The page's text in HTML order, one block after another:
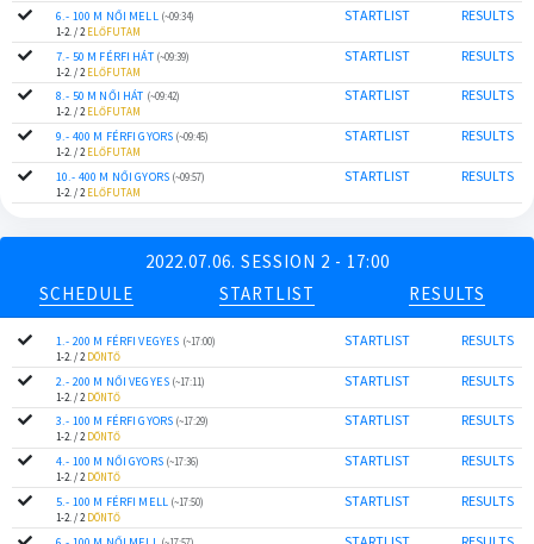
6.- 100 M NŐI MELL (~09:34)
1-2. / 2 ELŐFUTAM
STARTLIST RESULTS
7.- 50 M FÉRFI HÁT (~09:39)
1-2. / 2 ELŐFUTAM
STARTLIST RESULTS
8.- 50 M NŐI HÁT (~09:42)
1-2. / 2 ELŐFUTAM
STARTLIST RESULTS
9.- 400 M FÉRFI GYORS (~09:45)
1-2. / 2ELŐFUTAM
STARTLIST RESULTS
10.- 400 M NŐI GYORS (~09:57)
1-2. / 2 ELŐFUTAM
STARTLIST RESULTS
2022.07.06. SESSION 2 - 17:00
SCHEDULE
STARTLIST RESULTS
1.- 200 M FÉRFI VEGYES (~17:00)
1-2. / 2 DÖNTŐ
STARTLIST RESULTS
2.- 200 M NŐI VEGYES (~17:11)
1-2. / 2 DÖNTŐ
STARTLIST RESULTS
3.- 100 M FÉRFI GYORS (~17:29)
1-2. / 2 DÖNTŐ
STARTLIST RESULTS
4.- 100 M NŐI GYORS (~17:36)
1-2. / 2 DÖNTŐ
STARTLIST RESULTS
5.- 100 M FÉRFI MELL (~17:50)
1-2. / 2 DÖNTŐ
STARTLIST RESULTS